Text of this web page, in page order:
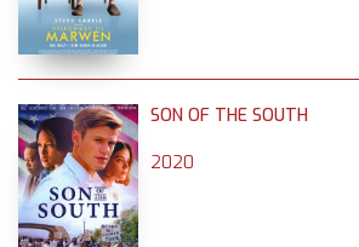
SON OF THE SOUTH
2020